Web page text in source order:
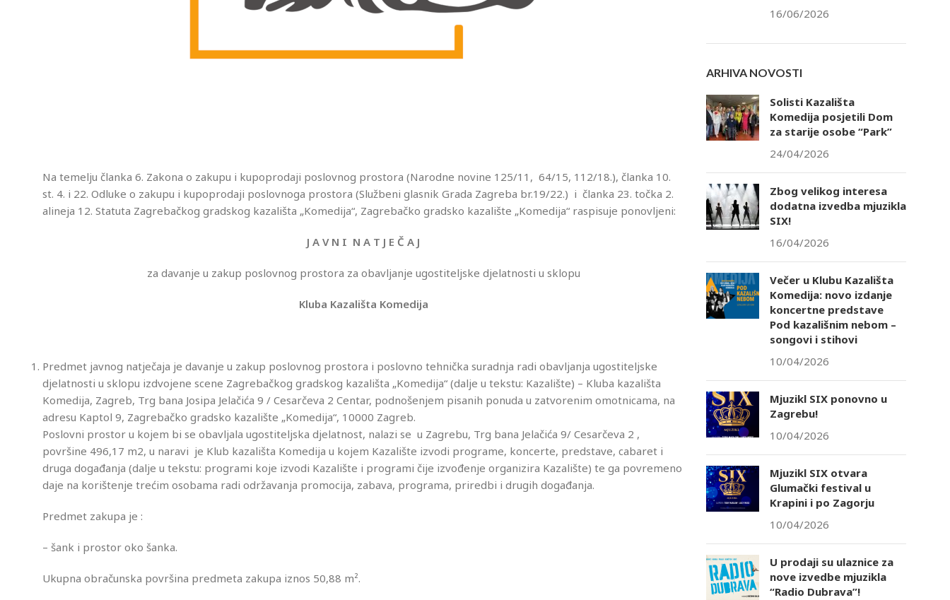
Na temelju članka 6. Zakona o zakupu i kupoprodaji poslovnog prostora (Narodne novine 125/11, 64/15, 112/18.), članka 10.
st. 4. i 22. Odluke o zakupu i kupoprodaji poslovnoga prostora (Službeni glasnik Grada Zagreba br.19/22.) i članka 23. točka 2.
alineja 12. Statuta Zagrebačkog gradskog kazališta „Komedija“, Zagrebačko gradsko kazalište „Komedija“ raspisuje ponovljeni:
J A V N I N A T J E Č A J
za davanje u zakup poslovnog prostora za obavljanje ugostiteljske djelatnosti u sklopu
Kluba Kazališta Komedija
Predmet javnog natječaja je davanje u zakup poslovnog prostora i poslovno tehnička suradnja radi obavljanja ugostiteljske
djelatnosti u sklopu izdvojene scene Zagrebačkog gradskog kazališta „Komedija“ (dalje u tekstu: Kazalište) – Kluba kazališta
Komedija, Zagreb, Trg bana Josipa Jelačića 9 / Cesarčeva 2 Centar, podnošenjem pisanih ponuda u zatvorenim omotnicama, na
adresu Kaptol 9, Zagrebačko gradsko kazalište „Komedija“, 10000 Zagreb.
Poslovni prostor u kojem bi se obavljala ugostiteljska djelatnost, nalazi se u Zagrebu, Trg bana Jelačića 9/ Cesarčeva 2 ,
površine 496,17 m2, u naravi je Klub kazališta Komedija u kojem Kazalište izvodi programe, koncerte, predstave, cabaret i
druga događanja (dalje u tekstu: programi koje izvodi Kazalište i programi čije izvođenje organizira Kazalište) te ga povremeno
daje na korištenje trećim osobama radi održavanja promocija, zabava, programa, priredbi i drugih događanja.
Predmet zakupa je :
– šank i prostor oko šanka.
Ukupna obračunska površina predmeta zakupa iznos 50,88 m².
16/06/2026
ARHIVA NOVOSTI
Solisti Kazališta
Komedija posjetili Dom
za starije osobe “Park”
24/04/2026
Zbog velikog interesa
dodatna izvedba mjuzikla
SIX!
16/04/2026
Večer u Klubu Kazališta
Komedija: novo izdanje
koncertne predstave
Pod kazališnim nebom –
songovi i stihovi
10/04/2026
Mjuzikl SIX ponovno u
Zagrebu!
10/04/2026
Mjuzikl SIX otvara
Glumački festival u
Krapini i po Zagorju
10/04/2026
U prodaji su ulaznice za
nove izvedbe mjuzikla
“Radio Dubrava”!